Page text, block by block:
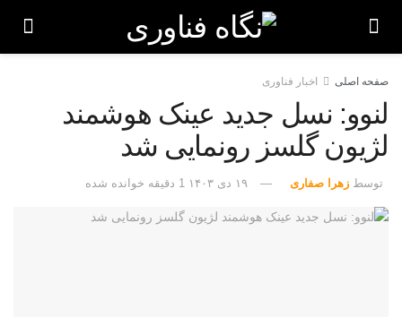
صفحه اصلی اخبار فناوری
لنوو: نسل جدید عینک هوشمند
لژیون گلسز رونمایی شد
توسط زهرا صفاری ۱۹ دی ۱۴۰۳ 1 دقیقه خوانده شده